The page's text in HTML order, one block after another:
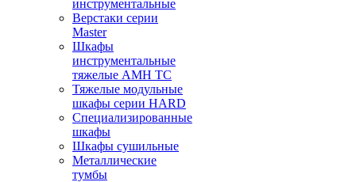
инструментальные
Верстаки серии
Master
Шкафы
инструментальные
тяжелые AMH TC
Тяжелые модульные
шкафы серии HARD
Cпециализированные
шкафы
Шкафы сушильные
Металлические
тумбы